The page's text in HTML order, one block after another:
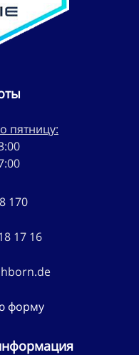
пятницу:
170
17 16
форму